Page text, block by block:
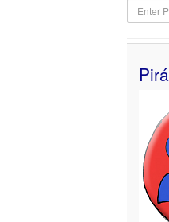
Part
Title